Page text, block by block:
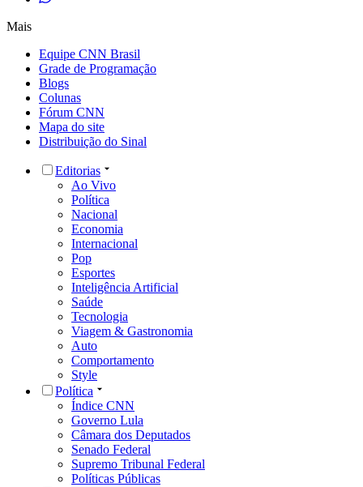
Mais
Equipe CNN Brasil
Grade de Programação
Blogs
Colunas
Fórum CNN
Mapa do site
Distribuição do Sinal
Editorias
Ao Vivo
Política
Nacional
Economia
Internacional
Pop
Esportes
Inteligência Artificial
Saúde
Tecnologia
Viagem & Gastronomia
Auto
Comportamento
Style
Política
Índice CNN
Governo Lula
Câmara dos Deputados
Senado Federal
Supremo Tribunal Federal
Políticas Públicas